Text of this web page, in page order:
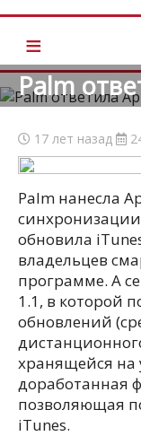
≡
Palm
17 лет назад
Palm нанесла
обновила
владельцев
программе. А
1.1, в которой
обновлений
хранящейся на
доработанная
позволяющая
iTunes.